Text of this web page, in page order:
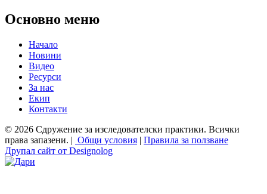
Основно меню
Начало
Новини
Видео
Ресурси
За нас
Екип
Контакти
© 2026 Сдружение за изследователски практики. Всички
права запазени. | Общи условия | Правила за ползване
Друпал сайт от Designolog